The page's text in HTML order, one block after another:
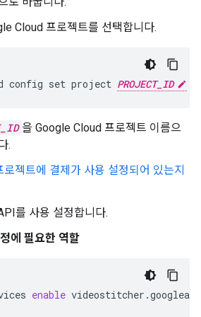
Cloud 프로젝트를 선택합니다.
config set project PROJECT_ID
을 Google Cloud 프로젝트 이름으
.
젝트에 결제가 사용 설정되어 있는지
를 사용 설정합니다.
에 필요한 역할
enable